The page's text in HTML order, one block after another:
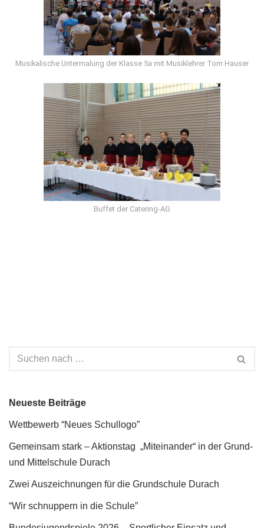
Musikalische Untermalung der Klasse 5a mit Musiklehrer Tom Hauser
Buffet der Catering-AG
Neueste Beiträge
Wettbewerb “Neues Schullogo”
Gemeinsam stark – Aktionstag „Miteinander“ in der Grund-
und Mittelschule Durach
Zwei Auszeichnungen für die Grundschule Durach
“Wir schnuppern in die Schule”